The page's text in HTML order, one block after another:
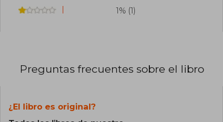
1% (1)
Preguntas frecuentes sobre el libro
¿El libro es original?